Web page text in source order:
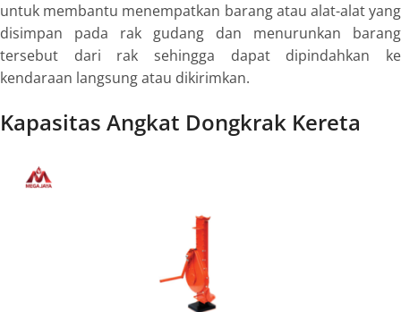
untuk membantu menempatkan barang atau alat-alat yang
disimpan pada rak gudang dan menurunkan barang
tersebut dari rak sehingga dapat dipindahkan ke
kendaraan langsung atau dikirimkan.
Kapasitas Angkat Dongkrak Kereta